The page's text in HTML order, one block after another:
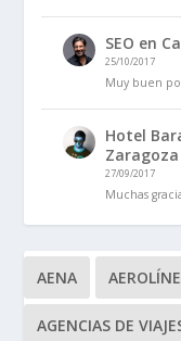
SEO en
25/10/2017
Muy buen
Hotel
Zaragoza
27/09/2017
Muchas
AENA
AGENCIAS DE